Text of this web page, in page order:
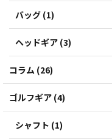
バッグ (1)
ヘッドギア (3)
コラム (26)
ゴルフギア (4)
シャフト (1)